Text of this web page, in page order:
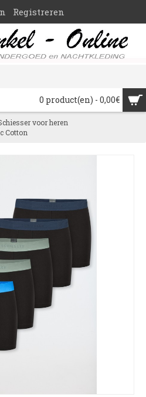
Registreren
0 product(en) - 0,00€
voor heren
Cotton